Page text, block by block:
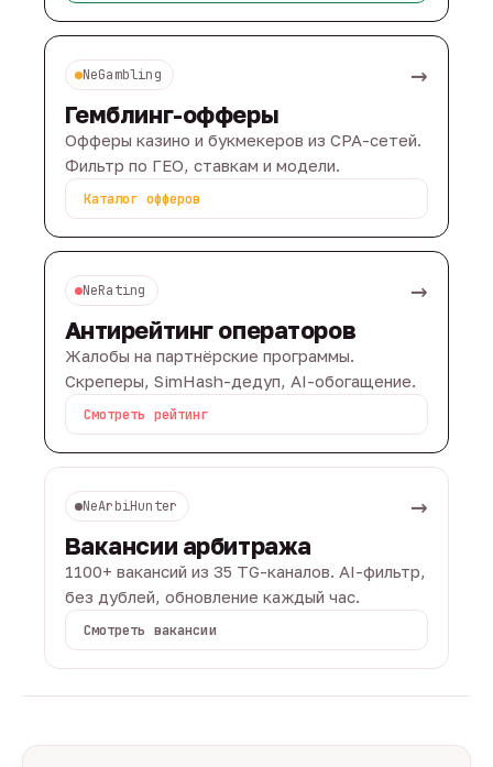
NeGambling →
Гемблинг-офферы
Офферы казино и букмекеров из CPA-сетей.
Фильтр по ГЕО, ставкам и модели.
Каталог офферов
NeRating →
Антирейтинг операторов
Жалобы на партнёрские программы.
Скреперы, SimHash-дедуп, AI-обогащение.
Смотреть рейтинг
NeArbiHunter →
Вакансии арбитража
1100+ вакансий из 35 TG-каналов. AI-фильтр,
без дублей, обновление каждый час.
Смотреть вакансии